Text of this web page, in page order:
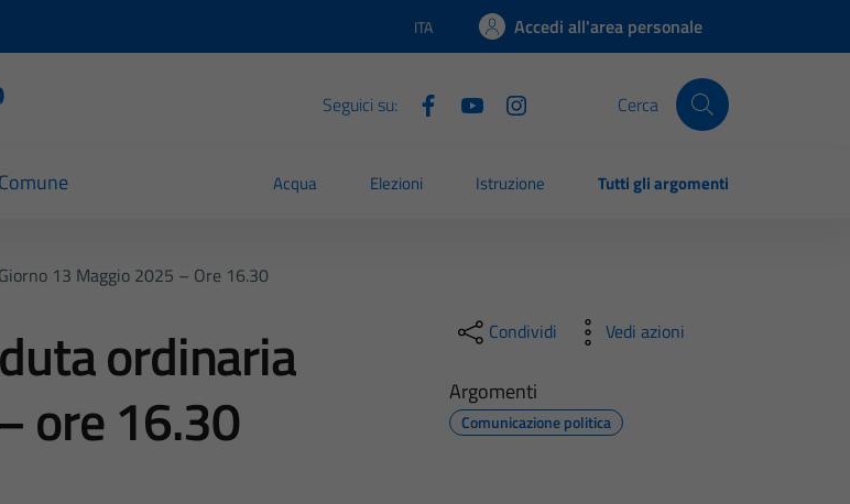
Lingua attiva:
ITA Accedi all'area personale
Seguici su: Cerca
Acqua Elezioni Istruzione Tutti gli argomenti
13 Maggio 2025 – Ore 16.30
ordinaria
ore 16.30
Condividi Vedi azioni
Argomenti
Comunicazione politica